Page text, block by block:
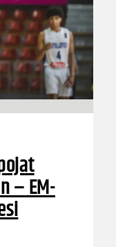
– EM-